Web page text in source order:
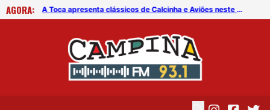
AGORA:
Operação Lei Seca revela dado preocupante sobre motoristas na PB A Toca apresenta clássicos de Calcinha e Aviões neste sábado (8)